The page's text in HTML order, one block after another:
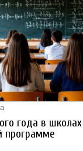
года в
программе